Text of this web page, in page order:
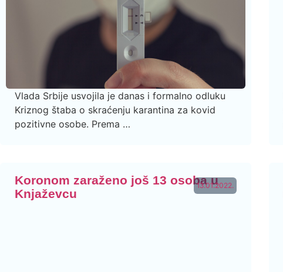
Vlada Srbije usvojila je danas i formalno odluku
Kriznog štaba o skraćenju karantina za kovid
pozitivne osobe. Prema …
13.01.2022.
Koronom zaraženo još 13 osoba u
Knjaževcu